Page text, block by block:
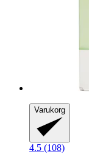
Varukorg
4.5 (108)